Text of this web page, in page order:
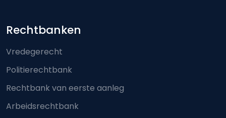
Footer-menu
Rechtbanken
Vredegerecht
Politierechtbank
Rechtbank van eerste aanleg
Arbeidsrechtbank